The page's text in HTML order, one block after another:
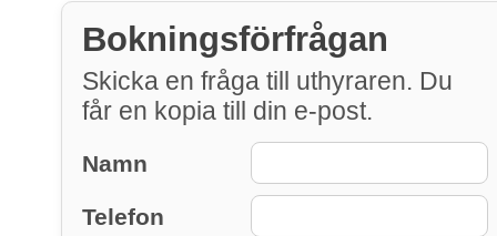
Bokningsförfrågan
Skicka en fråga till uthyraren. Du
får en kopia till din e-post.
Namn
Telefon